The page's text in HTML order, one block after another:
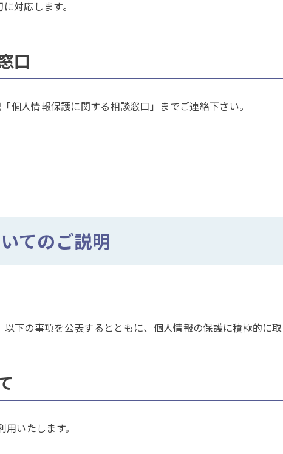
対応します。
口
個人情報保護に関する相談窓口」までご連絡下さい。
てのご説明
下の事項を公表するとともに、個人情報の保護に積極的に取
いたします。